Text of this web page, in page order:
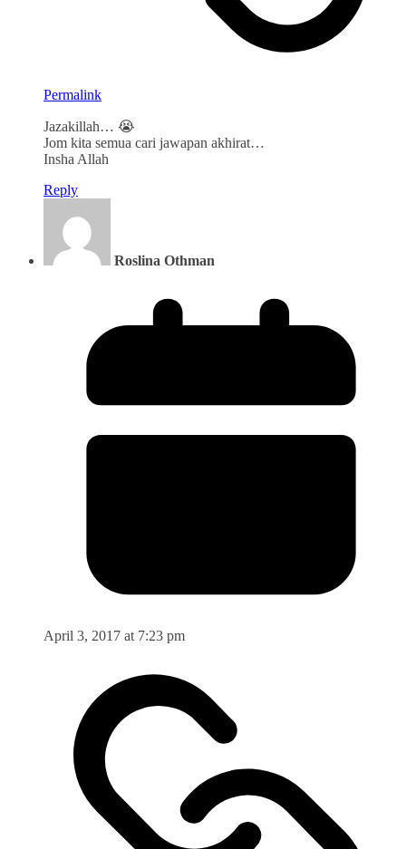
Permalink
Jazakillah… 😭
Jom kita semua cari jawapan akhirat…
Insha Allah
Reply
Roslina Othman
April 3, 2017 at 7:23 pm